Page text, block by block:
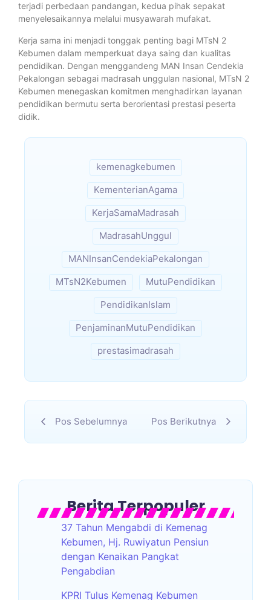
terjadi perbedaan pandangan, kedua pihak sepakat
menyelesaikannya melalui musyawarah mufakat.
Kerja sama ini menjadi tonggak penting bagi MTsN 2
Kebumen dalam memperkuat daya saing dan kualitas
pendidikan. Dengan menggandeng MAN Insan Cendekia
Pekalongan sebagai madrasah unggulan nasional, MTsN 2
Kebumen menegaskan komitmen menghadirkan layanan
pendidikan bermutu serta berorientasi prestasi peserta
didik.
kemenagkebumen
KementerianAgama
KerjaSamaMadrasah
MadrasahUnggul
MANInsanCendekiaPekalongan
MTsN2Kebumen
MutuPendidikan
PendidikanIslam
PenjaminanMutuPendidikan
prestasimadrasah
Pos Sebelumnya Pos Berikutnya
Berita Terpopuler
37 Tahun Mengabdi di Kemenag
Kebumen, Hj. Ruwiyatun Pensiun
dengan Kenaikan Pangkat
Pengabdian
KPRI Tulus Kemenag Kebumen